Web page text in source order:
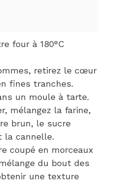
four à 180°C
retirez le cœur
fines tranches.
un moule à tarte.
mélangez la farine,
brun, le sucre
la cannelle.
coupé en morceaux
du bout des
une texture